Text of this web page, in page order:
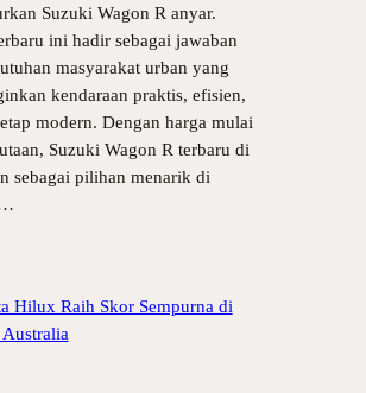
Suzuki Wagon R anyar.
ini hadir sebagai jawaban
masyarakat urban yang
kendaraan praktis, efisien,
modern. Dengan harga mulai
Suzuki Wagon R terbaru di
sebagai pilihan menarik di